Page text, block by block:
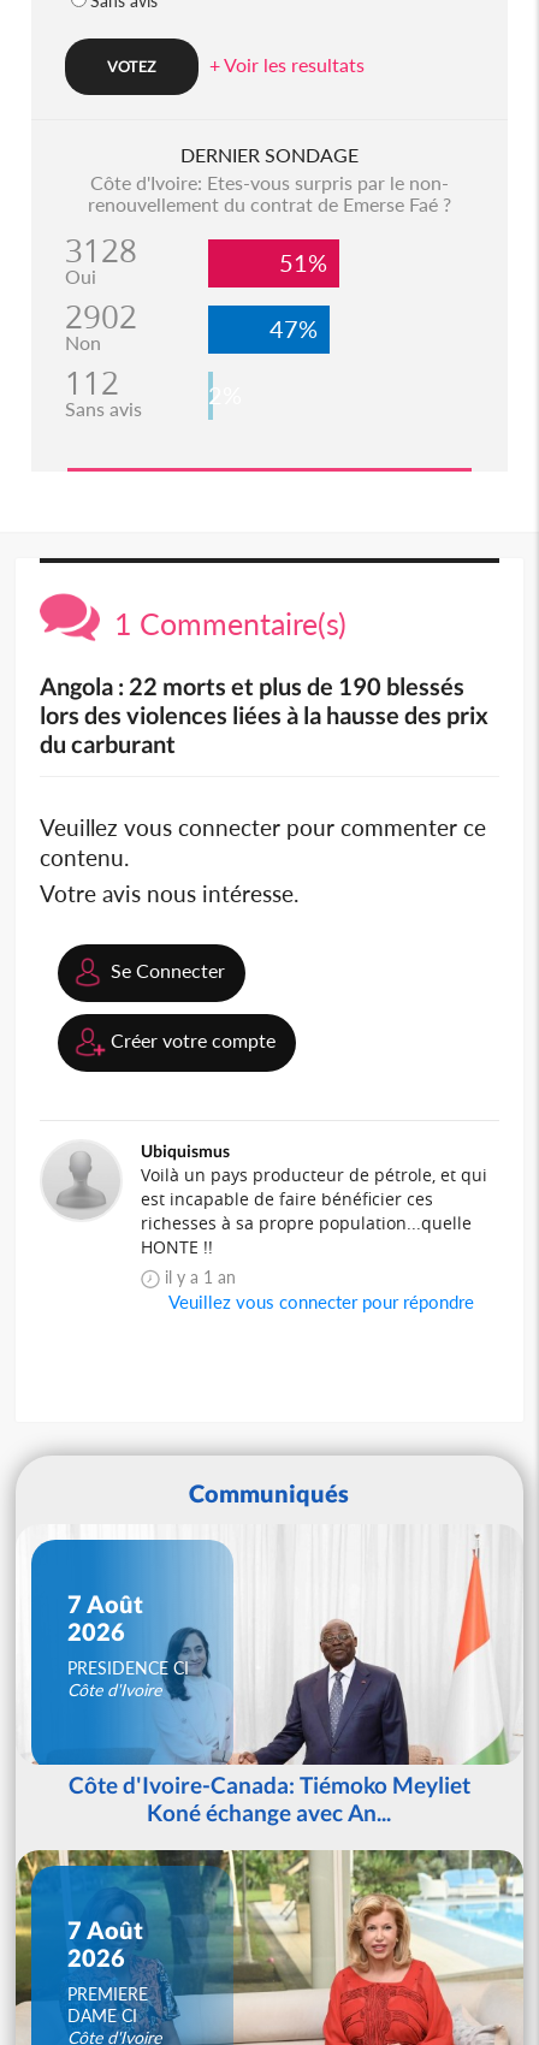
+ Voir les resultats
DERNIER SONDAGE
Côte d'Ivoire: Etes-vous surpris par le non-
renouvellement du contrat de Emerse Faé ?
3128
Oui 51%
2902
Non 47%
112
Sans avis 2%
1 Commentaire(s)
Angola : 22 morts et plus de 190 blessés
lors des violences liées à la hausse des prix
du carburant
Veuillez vous connecter pour commenter ce
contenu.
Votre avis nous intéresse.
Se Connecter
Créer votre compte
Ubiquismus
Voilà un pays producteur de pétrole, et qui
est incapable de faire bénéficier ces
richesses à sa propre population...quelle
HONTE !!
il y a 1 an
Veuillez vous connecter pour répondre
Communiqués
7 Août
2026
PRESIDENCE CI
Côte d'Ivoire
Côte d'Ivoire-Canada: Tiémoko Meyliet
Koné échange avec An...
7 Août
2026
PREMIERE
DAME CI
Côte d'Ivoire